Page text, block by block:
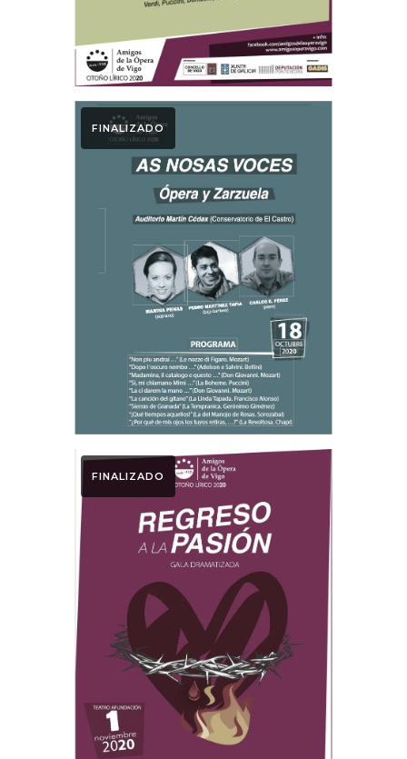
GALA AS NOSAS
VOCES 2020.
Otoño Lírico 2020
Otoño Lírico
FINALIZADO
REGRESO A LA
PASIÓN 2020.
Otoño Lírico 2020
Otoño Lírico
FINALIZADO